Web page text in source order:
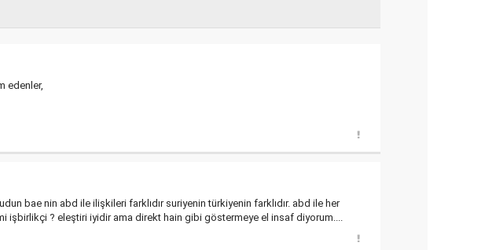
edenler,
bae nin abd ile ilişkileri farklıdır suriyenin türkiyenin farklıdır. abd ile her
işbirlikçi ? eleştiri iyidir ama direkt hain gibi göstermeye el insaf diyorum....